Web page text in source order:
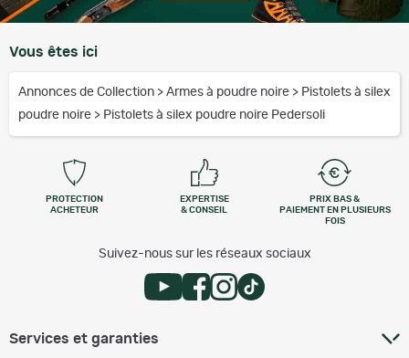
Vous êtes ici
Annonces de Collection > Armes à poudre noire > Pistolets à silex
poudre noire > Pistolets à silex poudre noire Pedersoli
PROTECTION
ACHETEUR
EXPERTISE
& CONSEIL
PRIX BAS &
PAIEMENT EN PLUSIEURS
FOIS
Suivez-nous sur les réseaux sociaux
Services et garanties